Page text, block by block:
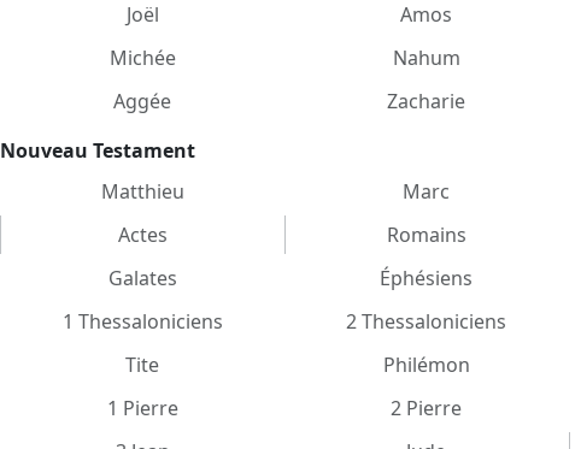
Joël
Amos
Michée
Nahum
Aggée
Zacharie
Nouveau Testament
Matthieu
Marc
Actes
Romains
Galates
Éphésiens
1 Thessaloniciens
2 Thessaloniciens
Tite
Philémon
1 Pierre
2 Pierre